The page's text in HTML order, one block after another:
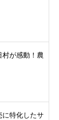
村が感動！農
に特化したサ